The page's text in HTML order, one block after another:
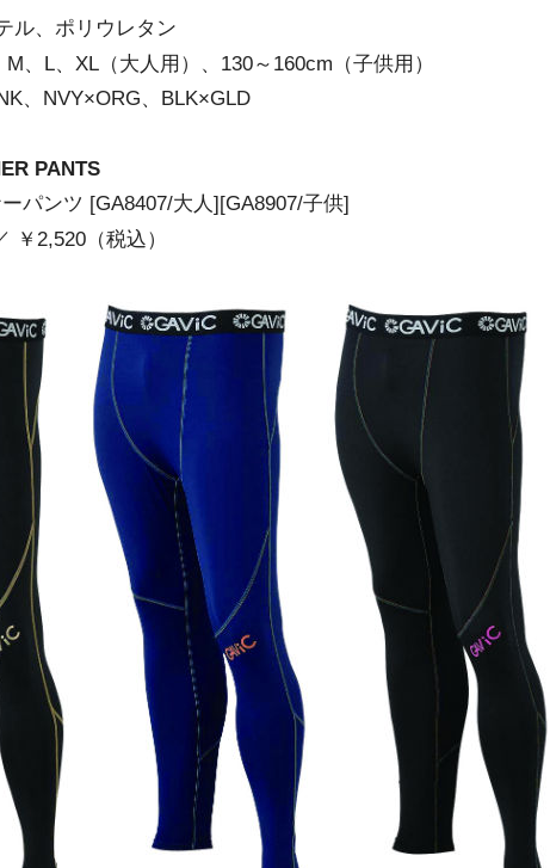
ル、ポリウレタン
、L、XL（大人用）、130～160cm（子供用）
、NVY×ORG、BLK×GLD
PANTS
パンツ [GA8407/大人][GA8907/子供]
￥2,520（税込）